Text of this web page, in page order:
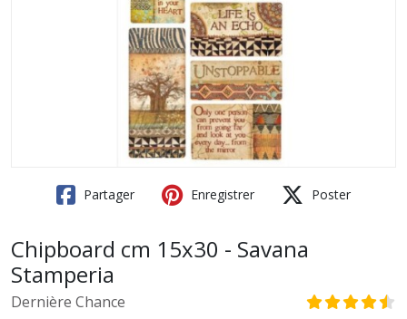
Partager Enregistrer Poster
Chipboard cm 15x30 - Savana
Stamperia
Dernière Chance